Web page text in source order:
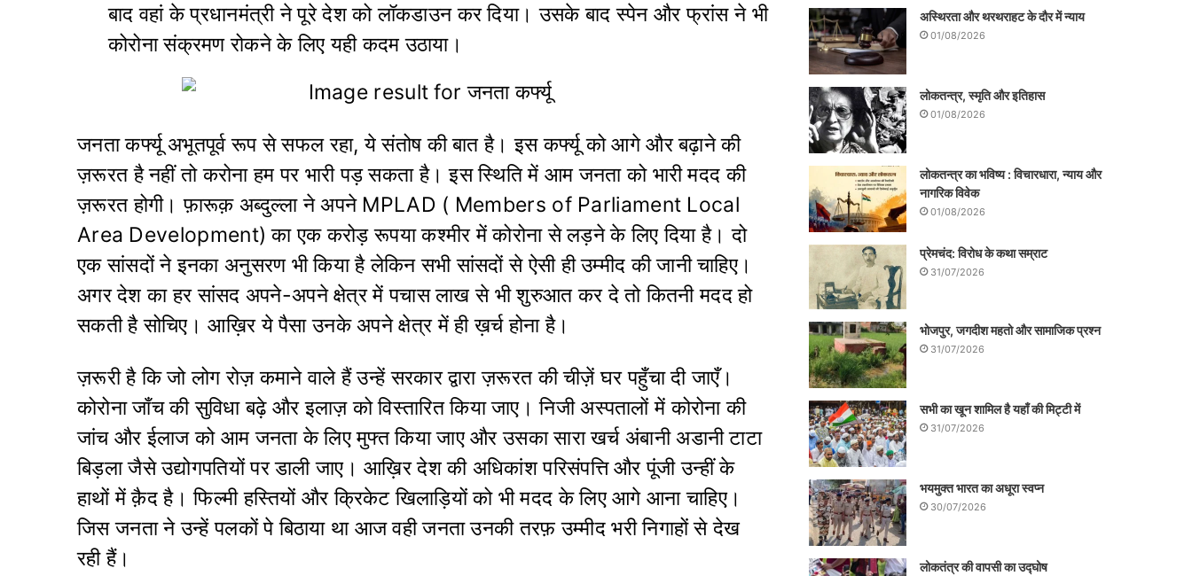
बाद वहां के प्रधानमंत्री ने पूरे देश को लॉकडाउन कर दिया। उसके बाद स्पेन और फ्रांस ने भी
कोरोना संक्रमण रोकने के लिए यही कदम उठाया।
जनता कर्फ्यू अभूतपूर्व रूप से सफल रहा, ये संतोष की बात है। इस कर्फ्यू को आगे और बढ़ाने की
ज़रूरत है नहीं तो करोना हम पर भारी पड़ सकता है। इस स्थिति में आम जनता को भारी मदद की
ज़रूरत होगी। फ़ारूक़ अब्दुल्ला ने अपने MPLAD ( Members of Parliament Local
Area Development) का एक करोड़ रूपया कश्मीर में कोरोना से लड़ने के लिए दिया है। दो
एक सांसदों ने इनका अनुसरण भी किया है लेकिन सभी सांसदों से ऐसी ही उम्मीद की जानी चाहिए।
अगर देश का हर सांसद अपने-अपने क्षेत्र में पचास लाख से भी शुरुआत कर दे तो कितनी मदद हो
सकती है सोचिए। आख़िर ये पैसा उनके अपने क्षेत्र में ही ख़र्च होना है।
ज़रूरी है कि जो लोग रोज़ कमाने वाले हैं उन्हें सरकार द्वारा ज़रूरत की चीज़ें घर पहुँचा दी जाएँ।
कोरोना जाँच की सुविधा बढ़े और इलाज़ को विस्तारित किया जाए। निजी अस्पतालों में कोरोना की
जांच और ईलाज को आम जनता के लिए मुफ्त किया जाए और उसका सारा खर्च अंबानी अडानी टाटा
बिड़ला जैसे उद्योगपतियों पर डाली जाए। आख़िर देश की अधिकांश परिसंपत्ति और पूंजी उन्हीं के
हाथों में क़ैद है। फिल्मी हस्तियों और क्रिकेट खिलाड़ियों को भी मदद के लिए आगे आना चाहिए।
जिस जनता ने उन्हें पलकों पे बिठाया था आज वही जनता उनकी तरफ़ उम्मीद भरी निगाहों से देख
रही हैं।
अस्थिरता और थरथराहट के दौर में न्याय
01/08/2026
लोकतन्त्र, स्मृति और इतिहास
01/08/2026
लोकतन्त्र का भविष्य : विचारधारा, न्याय और
नागरिक विवेक
01/08/2026
प्रेमचंद: विरोध के कथा सम्राट
31/07/2026
भोजपुर, जगदीश महतो और सामाजिक प्रश्न
31/07/2026
सभी का खून शामिल है यहाँ की मिट्टी में
31/07/2026
भयमुक्त भारत का अधूरा स्वप्न
30/07/2026
लोकतंत्र की वापसी का उद्घोष